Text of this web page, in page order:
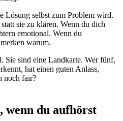
Lösung selbst zum Problem wird.
sie zu klären. Wenn du dich
emotional. Wenn du
warum.
Sie sind eine Landkarte. Wer fünf,
hat einen guten Anlass,
noch fair?
wenn du aufhörst